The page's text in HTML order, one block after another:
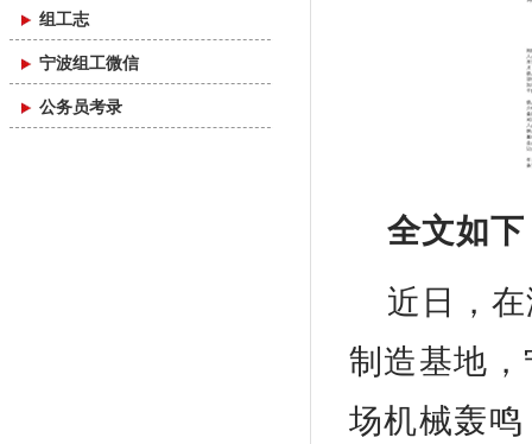
组工志
宁波组工微信
公务员考录
全文如下
近日，
制造基地
场机械轰